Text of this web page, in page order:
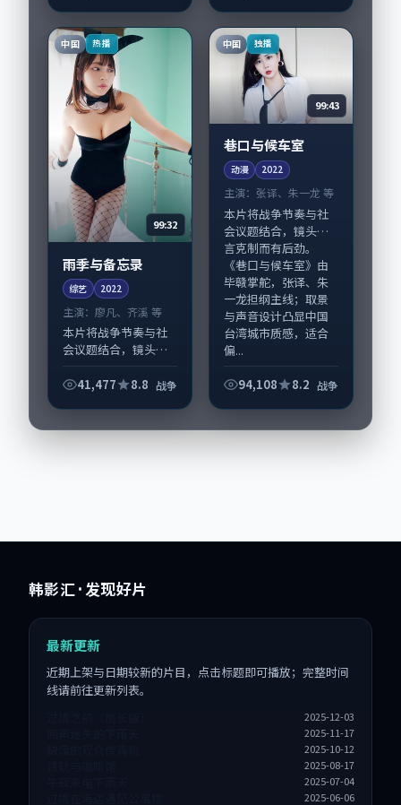
导演毕赣擅长留白叙
事，谭卓、宋佳的情...
中国 热播
99:32
雨季与备忘录
综艺 2022
主演： 廖凡、齐溪 等
本片将战争节奏与社
会议题结合，镜头语
《雨季与备忘录》由
与声音设计凸显中国
41,477 8.8 战争
中国 独播
99:43
巷口与候车室
动漫 2022
主演： 张译、朱一龙 等
本片将战争节奏与社
会议题结合，镜头语
言克制而有后劲。
《巷口与候车室》由
毕赣掌舵，张译、朱
一龙担纲主线；取景
与声音设计凸显中国
台湾城市质感，适合
偏...
94,108 8.2 战争
韩影汇 · 发现好片
最新更新
近期上架与日期较新的片目，点击标题即可播放；完整时间
线请前往更新列表。
2025-12-03
2025-11-17
2025-10-12
2025-08-17
2025-07-04
2025-06-06